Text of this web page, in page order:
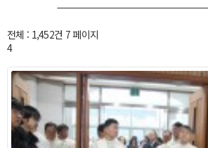
전체 : 1,452건 7 페이지
4